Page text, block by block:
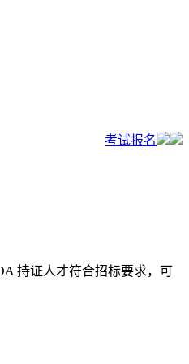
考试报名
持证人才符合招标要求，可